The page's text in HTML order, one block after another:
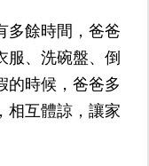
多餘時間，爸爸
服、洗碗盤、倒
時候，爸爸多
相互體諒，讓家